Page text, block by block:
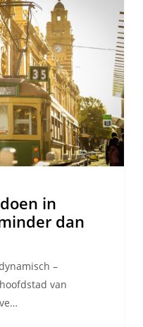
in
dan
–
van